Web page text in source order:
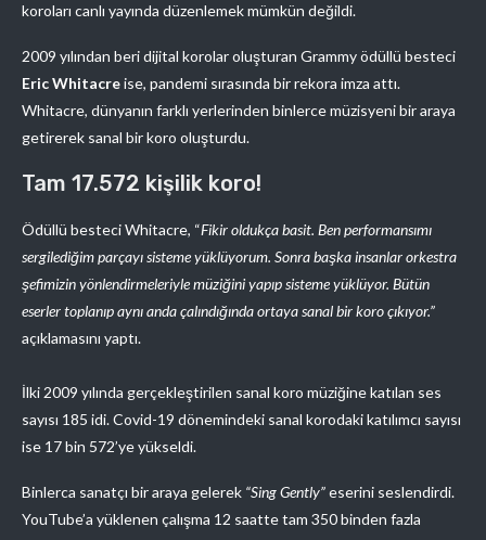
koroları canlı yayında düzenlemek mümkün değildi.
2009 yılından beri dijital korolar oluşturan Grammy ödüllü besteci
Eric Whitacreise, pandemi sırasında bir rekora imza attı.
Whitacre, dünyanın farklı yerlerinden binlerce müzisyeni bir araya
getirerek sanal bir koro oluşturdu.
Tam 17.572 kişilik koro!
Ödüllü besteci Whitacre, “Fikir oldukça basit. Ben performansımı
sergilediğim parçayı sisteme yüklüyorum. Sonra başka insanlar orkestra
şefimizin yönlendirmeleriyle müziğini yapıp sisteme yüklüyor. Bütün
eserler toplanıp aynı anda çalındığında ortaya sanal bir koro çıkıyor.”
açıklamasını yaptı.
İlki 2009 yılında gerçekleştirilen sanal koro müziğine katılan ses
sayısı 185 idi. Covid-19 dönemindeki sanal korodaki katılımcı sayısı
ise 17 bin 572’ye yükseldi.
Binlerca sanatçı bir araya gelerek “Sing Gently”eserini seslendirdi.
YouTube’a yüklenen çalışma 12 saatte tam 350 binden fazla